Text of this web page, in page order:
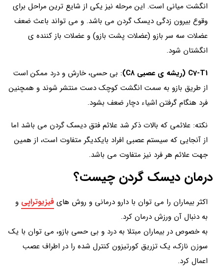
انگشت میانی است. این مرحله نیز یکی از شایع ترین مراحل برای
وقوع بیرون زدگی دیسک گردن می باشد. و می تواند باعث ضعف
عضلات سه سر بازو (عضلات پشت بازو) و عضلات باز کننده ی
انگشتان شود.
C7-T1 (ریشه ی عصبی C8)
: بی حسی، خارش و درد ممکن است
از طریق بازو به سمت انگشت کوچک دست منتشر شوند و همچنین
فرد هنگام گرفتن اشیاء دچار ضعف بشود.
نکته: علائمی که بالات ذکر شد علائم فتق دیسک گردن می باشد اما
از آنجایی که سیستم عصبی افراد بایکدیگر متفاوت است، از همین
جهت علائم هر فرد نیز متفاوت می باشد.
درمان دیسک گردن چیست؟
اکثر بیماران را می توان با دارو درمانی و روش های فیزیوتراپی و
به دنبال آن ورزش درمان کرد.
به خصوص در بیماران مبتلا به درد و بی حسی بازو، می توان با یک
سوزن نازک، یک تزریق کورتیزون کنترل شده را در اطراف عصب
اعمال کرد.